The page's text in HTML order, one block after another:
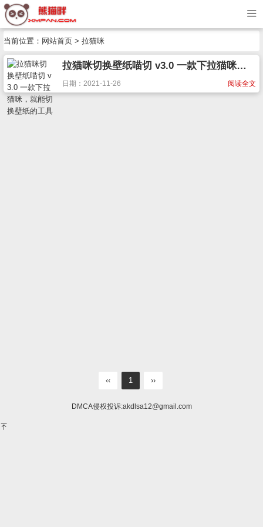
当前位置： 网站首页 > 拉猫咪
拉猫咪切换壁纸喵切 v3.0 一款下拉猫咪，就能切换壁纸的工具
阅读全文
日期：2021-11-26
‹‹ 1 ››
DMCA侵权投诉:akdlsa12@gmail.com